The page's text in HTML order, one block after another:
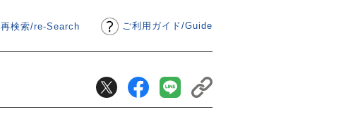
ご利用ガイド/Guide
再検索/re-Search